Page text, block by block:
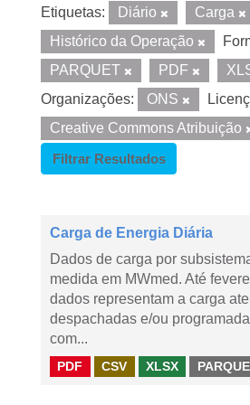
Etiquetas: Diário
Carga
Histórico da Operação
PARQUET
PDF
Organizações:
ONS
Creative Commons Atribuição
Filtrar Resultados
Carga de Energia Diária
Dados de carga por
medida em MWmed. Até
dados representam a carga
despachadas e/ou
com...
PDF CSV XLSX